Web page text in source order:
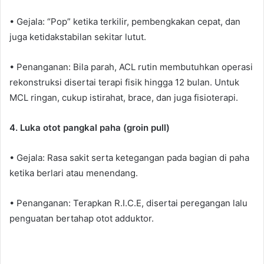
• Gejala: “Pop” ketika terkilir, pembengkakan cepat, dan
juga ketidakstabilan sekitar lutut.
• Penanganan: Bila parah, ACL rutin membutuhkan operasi
rekonstruksi disertai terapi fisik hingga 12 bulan. Untuk
MCL ringan, cukup istirahat, brace, dan juga fisioterapi.
4. Luka otot pangkal paha (groin pull)
• Gejala: Rasa sakit serta ketegangan pada bagian di paha
ketika berlari atau menendang.
• Penanganan: Terapkan R.I.C.E, disertai peregangan lalu
penguatan bertahap otot adduktor.